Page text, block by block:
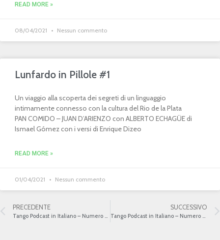
READ MORE »
08/04/2021 Nessun commento
Lunfardo in Pillole #1
Un viaggio alla scoperta dei segreti di un linguaggio
intimamente connesso con la cultura del Rio de la Plata
PAN COMIDO – JUAN D’ARIENZO con ALBERTO ECHAGÜE di
Ismael Gómez con i versi di Enrique Dizeo
READ MORE »
01/04/2021 Nessun commento
PRECEDENTE SUCCESSIVO